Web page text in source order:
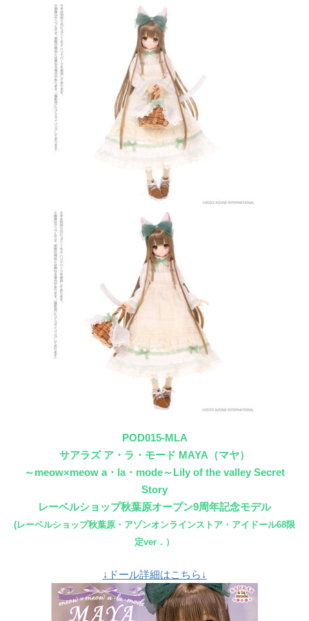
POD015-MLA
サアラズ ア・ラ・モード MAYA（マヤ）
～meow×meow a・la・mode～Lily of the valley Secret
Story
レーベルショップ秋葉原オープン9周年記念モデル
(レーベルショップ秋葉原・アゾンオンラインストア・アイドール68限
定ver．）
↓ドール詳細はこちら↓